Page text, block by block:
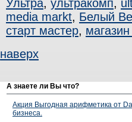
Ультра, ультракомп,
media markt, Белый
старт мастер,
наверх
А знаете ли Вы что?
Акция Выгодная арифметика от
бизнеса.